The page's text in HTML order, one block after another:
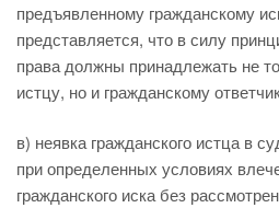
предъявленному гражданскому
представляется, что в силу
права должны принадлежать не
истцу, но и гражданскому
в) неявка гражданского истца в
при определенных условиях
гражданского иска без